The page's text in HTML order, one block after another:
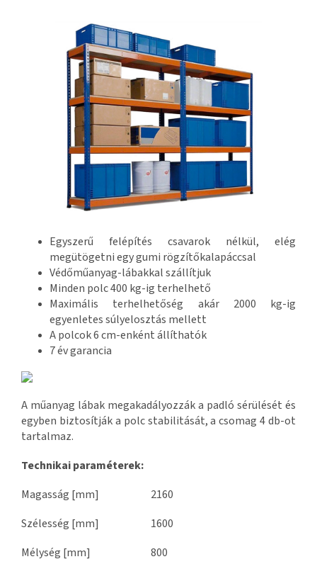
Egyszerű felépítés csavarok nélkül, elég
megütögetni egy gumi rögzítőkalapáccsal
Védőműanyag-lábakkal szállítjuk
Minden polc 400 kg-ig terhelhető
Maximális terhelhetőség akár 2000 kg-ig
egyenletes súlyelosztás mellett
A polcok 6 cm-enként állíthatók
7 év garancia
A műanyag lábak megakadályozzák a padló sérülését és
egyben biztosítják a polc stabilitását, a csomag 4 db-ot
tartalmaz.
Technikai paraméterek:
Magasság [mm]
2160
Szélesség [mm]
1600
Mélység [mm]
800